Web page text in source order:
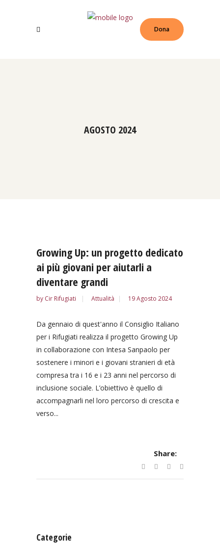
Dona
AGOSTO 2024
Growing Up: un progetto dedicato
ai più giovani per aiutarli a
diventare grandi
by Cir Rifugiati Attualità 19 Agosto 2024
Da gennaio di quest'anno il Consiglio Italiano
per i Rifugiati realizza il progetto Growing Up
in collaborazione con Intesa Sanpaolo per
sostenere i minori e i giovani stranieri di età
compresa tra i 16 e i 23 anni nel percorso di
inclusione sociale. L’obiettivo è quello di
accompagnarli nel loro percorso di crescita e
verso...
Share:
Categorie